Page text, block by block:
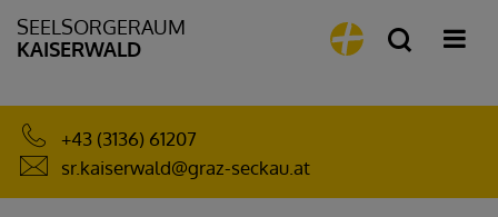
SEELSORGERAUM
KAISERWALD
+43 (3136) 61207
sr.kaiserwald@graz-seckau.at